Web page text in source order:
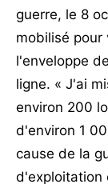
guerre, le 8
mobilisé pour
l'enveloppe
ligne. « J'ai
environ 200
d'environ 1
cause de la
d'exploitation